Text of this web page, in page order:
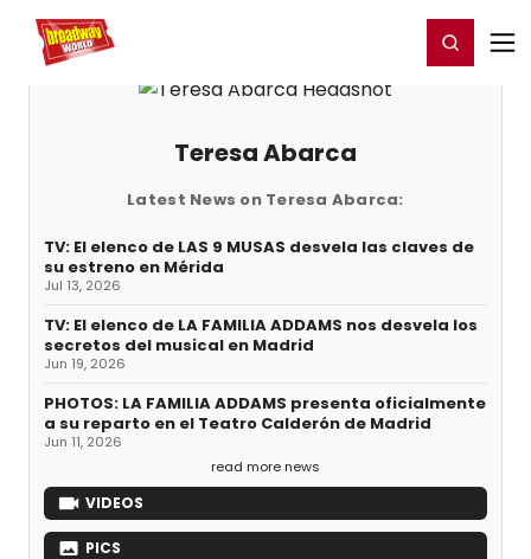
Home For You Register/Login
Teresa Abarca
Latest News on Teresa Abarca:
TV: El elenco de LAS 9 MUSAS desvela las claves de
su estreno en Mérida
Jul 13, 2026
TV: El elenco de LA FAMILIA ADDAMS nos desvela los
secretos del musical en Madrid
Jun 19, 2026
PHOTOS: LA FAMILIA ADDAMS presenta oficialmente
a su reparto en el Teatro Calderón de Madrid
Jun 11, 2026
read more news
VIDEOS
PICS